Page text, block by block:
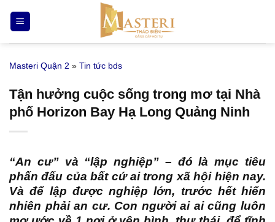
qua
nội
Masteri Quận 2 » Tin tức bds
Tận hưởng cuộc sống trong mơ tại Nhà
phố Horizon Bay Hạ Long Quảng Ninh
“An cư” và “lập nghiệp” – đó là mục tiêu
phấn đấu của bất cứ ai trong xã hội hiện nay.
Và để lập được nghiệp lớn, trước hết hiển
nhiên phải an cư. Con người ai ai cũng luôn